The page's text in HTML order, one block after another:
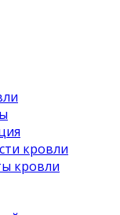
кровли
кровли